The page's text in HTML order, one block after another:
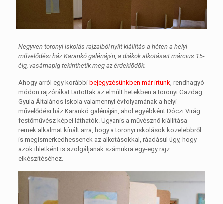
Negyven toronyi iskolás rajzaiból nyílt kiállítás a héten a helyi
művelődési ház Karankó galériáján, a diákok alkotásait március 15-
éig, vasárnapig tekinthetik meg az érdeklődők.
Ahogy arról egy korábbi bejegyzésünkben már írtunk , rendhagyó
módon rajzórákat tartottak az elmúlt hetekben a toronyi Gazdag
Gyula Általános Iskola valamennyi évfolyamának a helyi
művelődési ház Karankó galériáján, ahol egyébként Dóczi Virág
festőművész képei láthatók. Ugyanis a művésznő kiállítása
remek alkalmat kínált arra, hogy a toronyi iskolások közelebbről
is megismerkedhessenek az alkotásokkal, ráadásul úgy, hogy
azok ihletként is szolgáljanak számukra egy-egy rajz
elkészítéséhez.